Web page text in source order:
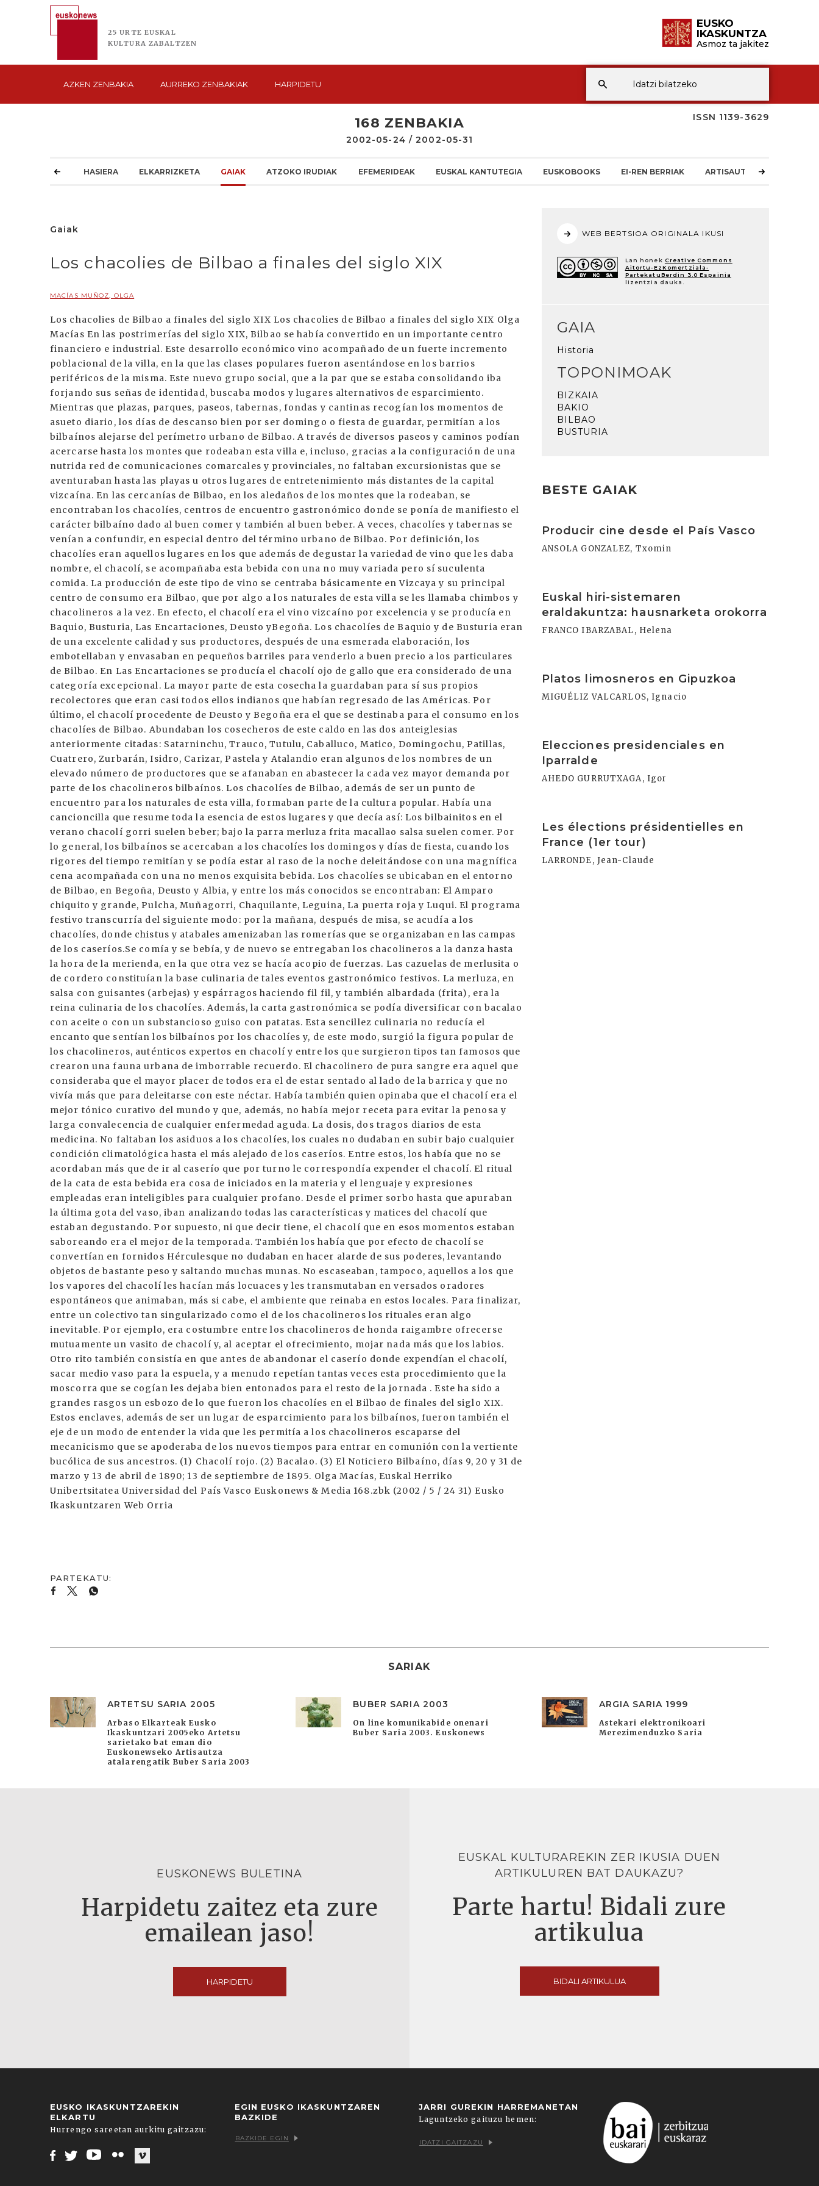
25 URTE EUSKAL
KULTURA ZABALTZEN
EUSKO
IKASKUNTZA
Asmoz ta jakitez
AZKEN ZENBAKIA AURREKO ZENBAKIAK HARPIDETU
ISSN 1139-3629
168 ZENBAKIA
2002-05-24 / 2002-05-31
HASIERA ELKARRIZKETA GAIAK ATZOKO IRUDIAK EFEMERIDEAK EUSKAL KANTUTEGIA EUSKOBOOKS EI-REN BERRIAK ARTISAUTZA
Gaiak
Los chacolies de Bilbao a finales del siglo XIX
MACÍAS MUÑOZ, OLGA
Los chacolies de Bilbao a finales del siglo XIX Los chacolies de Bilbao a finales del siglo XIX Olga
Macías En las postrimerías del siglo XIX, Bilbao se había convertido en un importante centro
financiero e industrial. Este desarrollo económico vino acompañado de un fuerte incremento
poblacional de la villa, en la que las clases populares fueron asentándose en los barrios
periféricos de la misma. Este nuevo grupo social, que a la par que se estaba consolidando iba
forjando sus señas de identidad, buscaba modos y lugares alternativos de esparcimiento.
Mientras que plazas, parques, paseos, tabernas, fondas y cantinas recogían los momentos de
asueto diario, los días de descanso bien por ser domingo o fiesta de guardar, permitían a los
bilbaínos alejarse del perímetro urbano de Bilbao. A través de diversos paseos y caminos podían
acercarse hasta los montes que rodeaban esta villa e, incluso, gracias a la configuración de una
nutrida red de comunicaciones comarcales y provinciales, no faltaban excursionistas que se
aventuraban hasta las playas u otros lugares de entretenimiento más distantes de la capital
vizcaína. En las cercanías de Bilbao, en los aledaños de los montes que la rodeaban, se
encontraban los chacolíes, centros de encuentro gastronómico donde se ponía de manifiesto el
carácter bilbaíno dado al buen comer y también al buen beber. A veces, chacolíes y tabernas se
venían a confundir, en especial dentro del término urbano de Bilbao. Por definición, los
chacolíes eran aquellos lugares en los que además de degustar la variedad de vino que les daba
nombre, el chacolí, se acompañaba esta bebida con una no muy variada pero sí suculenta
comida. La producción de este tipo de vino se centraba básicamente en Vizcaya y su principal
centro de consumo era Bilbao, que por algo a los naturales de esta villa se les llamaba chimbos y
chacolineros a la vez. En efecto, el chacolí era el vino vizcaíno por excelencia y se producía en
Baquio, Busturia, Las Encartaciones, Deusto yBegoña. Los chacolíes de Baquio y de Busturia eran
de una excelente calidad y sus productores, después de una esmerada elaboración, los
embotellaban y envasaban en pequeños barriles para venderlo a buen precio a los particulares
de Bilbao. En Las Encartaciones se producía el chacolí ojo de gallo que era considerado de una
categoría excepcional. La mayor parte de esta cosecha la guardaban para sí sus propios
recolectores que eran casi todos ellos indianos que habían regresado de las Américas. Por
último, el chacolí procedente de Deusto y Begoña era el que se destinaba para el consumo en los
chacolíes de Bilbao. Abundaban los cosecheros de este caldo en las dos anteiglesias
anteriormente citadas: Satarninchu, Trauco, Tutulu, Caballuco, Matico, Domingochu, Patillas,
Cuatrero, Zurbarán, Isidro, Carizar, Pastela y Atalandio eran algunos de los nombres de un
elevado número de productores que se afanaban en abastecer la cada vez mayor demanda por
parte de los chacolineros bilbaínos. Los chacolíes de Bilbao, además de ser un punto de
encuentro para los naturales de esta villa, formaban parte de la cultura popular. Había una
cancioncilla que resume toda la esencia de estos lugares y que decía así: Los bilbainitos en el
verano chacolí gorri suelen beber; bajo la parra merluza frita macallao salsa suelen comer. Por
lo general, los bilbaínos se acercaban a los chacolíes los domingos y días de fiesta, cuando los
rigores del tiempo remitían y se podía estar al raso de la noche deleitándose con una magnífica
cena acompañada con una no menos exquisita bebida. Los chacolíes se ubicaban en el entorno
de Bilbao, en Begoña, Deusto y Albia, y entre los más conocidos se encontraban: El Amparo
chiquito y grande, Pulcha, Muñagorri, Chaquilante, Leguina, La puerta roja y Luqui. El programa
festivo transcurría del siguiente modo: por la mañana, después de misa, se acudía a los
chacolíes, donde chistus y atabales amenizaban las romerías que se organizaban en las campas
de los caseríos.Se comía y se bebía, y de nuevo se entregaban los chacolineros a la danza hasta
la hora de la merienda, en la que otra vez se hacía acopio de fuerzas. Las cazuelas de merlusita o
de cordero constituían la base culinaria de tales eventos gastronómico festivos. La merluza, en
salsa con guisantes (arbejas) y espárragos haciendo fil fil, y también albardada (frita), era la
reina culinaria de los chacolíes. Además, la carta gastronómica se podía diversificar con bacalao
con aceite o con un substancioso guiso con patatas. Esta sencillez culinaria no reducía el
encanto que sentían los bilbaínos por los chacolíes y, de este modo, surgió la figura popular de
los chacolineros, auténticos expertos en chacolí y entre los que surgieron tipos tan famosos que
crearon una fauna urbana de imborrable recuerdo. El chacolinero de pura sangre era aquel que
consideraba que el mayor placer de todos era el de estar sentado al lado de la barrica y que no
vivía más que para deleitarse con este néctar. Había también quien opinaba que el chacolí era el
mejor tónico curativo del mundo y que, además, no había mejor receta para evitar la penosa y
larga convalecencia de cualquier enfermedad aguda. La dosis, dos tragos diarios de esta
medicina. No faltaban los asiduos a los chacolíes, los cuales no dudaban en subir bajo cualquier
condición climatológica hasta el más alejado de los caseríos. Entre estos, los había que no se
acordaban más que de ir al caserío que por turno le correspondía expender el chacolí. El ritual
de la cata de esta bebida era cosa de iniciados en la materia y el lenguaje y expresiones
empleadas eran inteligibles para cualquier profano. Desde el primer sorbo hasta que apuraban
la última gota del vaso, iban analizando todas las características y matices del chacolí que
estaban degustando. Por supuesto, ni que decir tiene, el chacolí que en esos momentos estaban
saboreando era el mejor de la temporada. También los había que por efecto de chacolí se
convertían en fornidos Hérculesque no dudaban en hacer alarde de sus poderes, levantando
objetos de bastante peso y saltando muchas munas. No escaseaban, tampoco, aquellos a los que
los vapores del chacolí les hacían más locuaces y les transmutaban en versados oradores
espontáneos que animaban, más si cabe, el ambiente que reinaba en estos locales. Para finalizar,
entre un colectivo tan singularizado como el de los chacolineros los rituales eran algo
inevitable. Por ejemplo, era costumbre entre los chacolineros de honda raigambre ofrecerse
mutuamente un vasito de chacolí y, al aceptar el ofrecimiento, mojar nada más que los labios.
Otro rito también consistía en que antes de abandonar el caserío donde expendían el chacolí,
sacar medio vaso para la espuela, y a menudo repetían tantas veces esta procedimiento que la
moscorra que se cogían les dejaba bien entonados para el resto de la jornada . Este ha sido a
grandes rasgos un esbozo de lo que fueron los chacolíes en el Bilbao de finales del siglo XIX.
Estos enclaves, además de ser un lugar de esparcimiento para los bilbaínos, fueron también el
eje de un modo de entender la vida que les permitía a los chacolineros escaparse del
mecanicismo que se apoderaba de los nuevos tiempos para entrar en comunión con la vertiente
bucólica de sus ancestros. (1) Chacolí rojo. (2) Bacalao. (3) El Noticiero Bilbaíno, días 9, 20 y 31 de
marzo y 13 de abril de 1890; 13 de septiembre de 1895. Olga Macías, Euskal Herriko
Unibertsitatea Universidad del País Vasco Euskonews & Media 168.zbk (2002 / 5 / 24 31) Eusko
Ikaskuntzaren Web Orria
WEB BERTSIOA ORIGINALA IKUSI
Lan honek Creative Commons
Aitortu-EzKomertziala-
PartekatuBerdin 3.0 Espainia
lizentzia dauka.
GAIA
Historia
TOPONIMOAK
BIZKAIA
BAKIO
BILBAO
BUSTURIA
BESTE GAIAK
Producir cine desde el País Vasco
ANSOLA GONZALEZ, Txomin
Euskal hiri-sistemaren
eraldakuntza: hausnarketa orokorra
FRANCO IBARZABAL, Helena
Platos limosneros en Gipuzkoa
MIGUÉLIZ VALCARLOS, Ignacio
Elecciones presidenciales en
Iparralde
AHEDO GURRUTXAGA, Igor
Les élections présidentielles en
France (1er tour)
LARRONDE, Jean-Claude
SARIAK
ARTETSU SARIA 2005
Arbaso Elkarteak Eusko
Ikaskuntzari 2005eko Artetsu
sarietako bat eman dio
Euskonewseko Artisautza
atalarengatik Buber Saria 2003
BUBER SARIA 2003
On line komunikabide onenari
Buber Saria 2003. Euskonews
ARGIA SARIA 1999
Astekari elektronikoari
Merezimenduzko Saria
EUSKONEWS BULETINA
Harpidetu zaitez eta zure
emailean jaso!
HARPIDETU
EUSKAL KULTURAREKIN ZER IKUSIA DUEN
ARTIKULUREN BAT DAUKAZU?
Parte hartu! Bidali zure
artikulua
BIDALI ARTIKULUA
EUSKO IKASKUNTZAREKIN
ELKARTU
Hurrengo sareetan aurkitu gaitzazu:
EGIN EUSKO IKASKUNTZAREN
BAZKIDE
BAZKIDE EGIN
JARRI GUREKIN HARREMANETAN
Laguntzeko gaituzu hemen:
IDATZI GAITZAZU